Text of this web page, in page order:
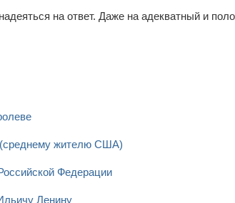
на ответ. Даже на адекватный и
жителю США)
Федерации
Ленину